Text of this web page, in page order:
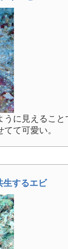
うに見えるこ
て可愛い。
生するエビ